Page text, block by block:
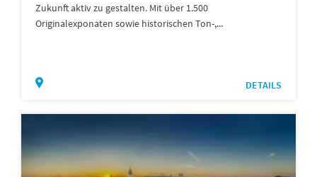
Zukunft aktiv zu gestalten. Mit über 1.500
Originalexponaten sowie historischen Ton-,...
DETAILS